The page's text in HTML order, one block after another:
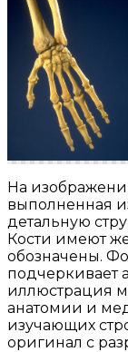
На
выполненная
детальную
Кости имеют
обозначены.
подчеркивает
иллюстрация
анатомии и
изучающих
оригинал с